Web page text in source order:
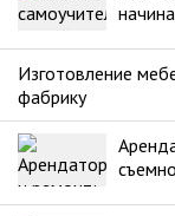
Изготовление
фабрику